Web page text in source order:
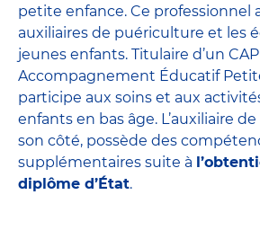
petite enfance. Ce professionnel
auxiliaires de puériculture et les
jeunes enfants. Titulaire d’un CAP
Accompagnement Éducatif
participe aux soins et aux
enfants en bas âge. L’auxiliaire
son côté, possède des
supplémentaires suite à
diplôme d’État.